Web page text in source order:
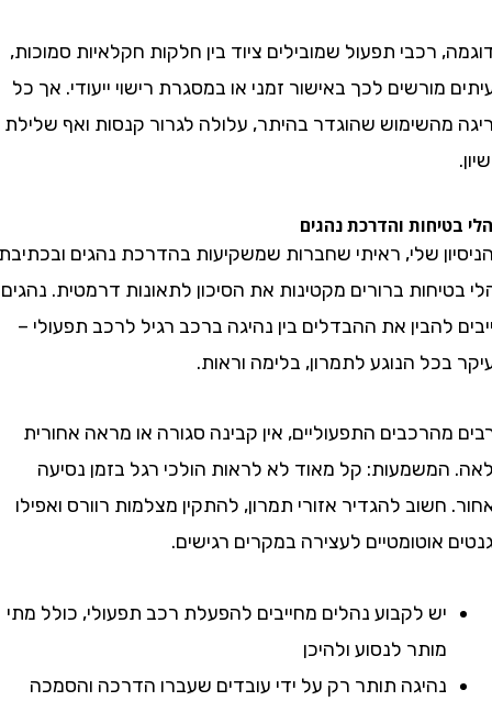
רכבי תפעול שמובילים ציוד בין חלקות חקלאיות סמוכות,
מורשים לכך באישור זמני או במסגרת רישוי ייעודי. אך כל
שהוגדר בהיתר, עלולה לגרור קנסות ואף שלילת
והדרכת נהגים
שלי, ראיתי שחברות שמשקיעות בהדרכת נהגים ובכתיבת
ברורים מקטינות את הסיכון לתאונות דרמטית. נהגים
להבין את ההבדלים בין נהיגה ברכב רגיל לרכב תפעולי –
הנוגע לתמרון, בלימה וראות.
התפעוליים, אין קבינה סגורה או מראה אחורית
קל מאוד לא לראות הולכי רגל בזמן נסיעה
להגדיר אזורי תמרון, להתקין מצלמות רוורס ואפילו
אוטומטיים לעצירה במקרים רגישים.
יש לקבוע נהלים מחייבים להפעלת רכב תפעולי, כולל מתי
מותר לנסוע ולהיכן
נהיגה תותר רק על ידי עובדים שעברו הדרכה והסמכה